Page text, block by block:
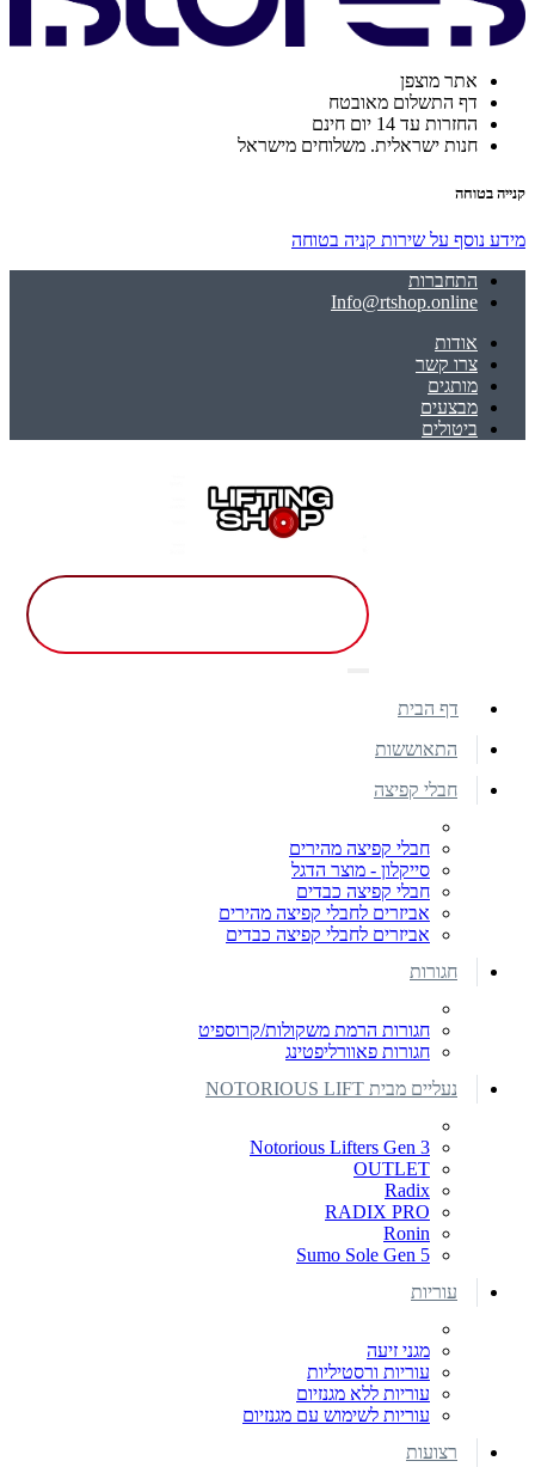
אתר מוצפן
דף התשלום מאובטח
החזרות עד 14 יום חינם
חנות ישראלית. משלוחים מישראל
קנייה בטוחה
מידע נוסף על שירות קניה בטוחה
התחברות
Info@rtshop.online
אודות
צרו קשר
מותגים
מבצעים
ביטולים
דף הבית
התאוששות
חבלי קפיצה
חבלי קפיצה מהירים
סייקלון - מוצר הדגל
חבלי קפיצה כבדים
אביזרים לחבלי קפיצה מהירים
אביזרים לחבלי קפיצה כבדים
חגורות
חגורות הרמת משקולות/קרוספיט
חגורות פאוורליפטינג
נעליים מבית NOTORIOUS LIFT
Notorious Lifters Gen 3
OUTLET
Radix
RADIX PRO
Ronin
Sumo Sole Gen 5
עוריות
מגני זיעה
עוריות ורסטיליות
עוריות ללא מגנזיום
עוריות לשימוש עם מגנזיום
רצועות